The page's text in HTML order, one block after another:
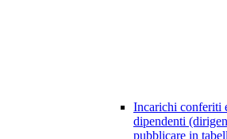
Incarichi conferiti
dipendenti
pubblicare in